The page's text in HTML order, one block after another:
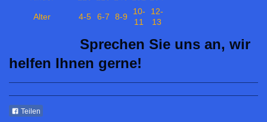
Alter 4-5 6-7 8-9
10-
11
12-
13
Sprechen Sie uns an, wir
helfen Ihnen gerne!
Teilen